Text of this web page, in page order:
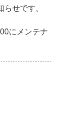
せです。
にメンテナ